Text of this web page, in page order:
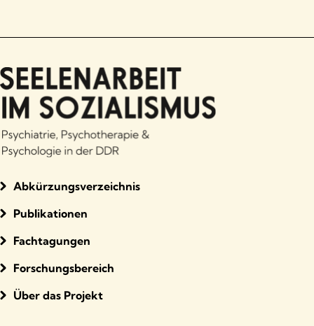
Abkürzungsverzeichnis
Publikationen
Fachtagungen
Forschungsbereich
Über das Projekt